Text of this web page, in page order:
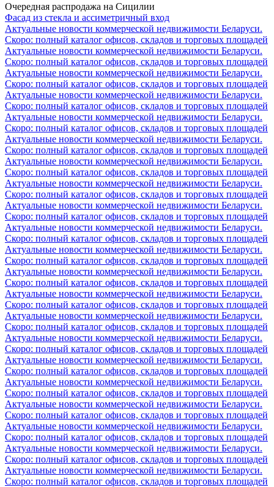
Очередная распродажа на Сицилии
Фасад из стекла и ассиметричный вход
Актуальные новости коммерческой недвижимости Беларуси.
Скоро: полный каталог офисов, складов и торговых площадей
Актуальные новости коммерческой недвижимости Беларуси.
Скоро: полный каталог офисов, складов и торговых площадей
Актуальные новости коммерческой недвижимости Беларуси.
Скоро: полный каталог офисов, складов и торговых площадей
Актуальные новости коммерческой недвижимости Беларуси.
Скоро: полный каталог офисов, складов и торговых площадей
Актуальные новости коммерческой недвижимости Беларуси.
Скоро: полный каталог офисов, складов и торговых площадей
Актуальные новости коммерческой недвижимости Беларуси.
Скоро: полный каталог офисов, складов и торговых площадей
Актуальные новости коммерческой недвижимости Беларуси.
Скоро: полный каталог офисов, складов и торговых площадей
Актуальные новости коммерческой недвижимости Беларуси.
Скоро: полный каталог офисов, складов и торговых площадей
Актуальные новости коммерческой недвижимости Беларуси.
Скоро: полный каталог офисов, складов и торговых площадей
Актуальные новости коммерческой недвижимости Беларуси.
Скоро: полный каталог офисов, складов и торговых площадей
Актуальные новости коммерческой недвижимости Беларуси.
Скоро: полный каталог офисов, складов и торговых площадей
Актуальные новости коммерческой недвижимости Беларуси.
Скоро: полный каталог офисов, складов и торговых площадей
Актуальные новости коммерческой недвижимости Беларуси.
Скоро: полный каталог офисов, складов и торговых площадей
Актуальные новости коммерческой недвижимости Беларуси.
Скоро: полный каталог офисов, складов и торговых площадей
Актуальные новости коммерческой недвижимости Беларуси.
Скоро: полный каталог офисов, складов и торговых площадей
Актуальные новости коммерческой недвижимости Беларуси.
Скоро: полный каталог офисов, складов и торговых площадей
Актуальные новости коммерческой недвижимости Беларуси.
Скоро: полный каталог офисов, складов и торговых площадей
Актуальные новости коммерческой недвижимости Беларуси.
Скоро: полный каталог офисов, складов и торговых площадей
Актуальные новости коммерческой недвижимости Беларуси.
Скоро: полный каталог офисов, складов и торговых площадей
Актуальные новости коммерческой недвижимости Беларуси.
Скоро: полный каталог офисов, складов и торговых площадей
Актуальные новости коммерческой недвижимости Беларуси.
Скоро: полный каталог офисов, складов и торговых площадей